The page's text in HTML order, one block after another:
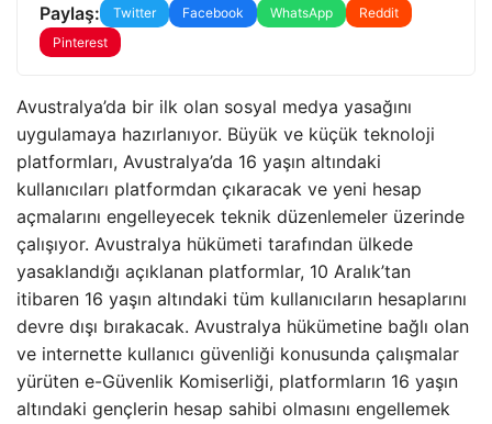
Paylaş: Twitter Facebook WhatsApp
Reddit
Pinterest
Avustralya’da bir ilk olan sosyal medya yasağını
uygulamaya hazırlanıyor. Büyük ve küçük teknoloji
platformları, Avustralya’da 16 yaşın altındaki
kullanıcıları platformdan çıkaracak ve yeni hesap
açmalarını engelleyecek teknik düzenlemeler üzerinde
çalışıyor. Avustralya hükümeti tarafından ülkede
yasaklandığı açıklanan platformlar, 10 Aralık’tan
itibaren 16 yaşın altındaki tüm kullanıcıların hesaplarını
devre dışı bırakacak. Avustralya hükümetine bağlı olan
ve internette kullanıcı güvenliği konusunda çalışmalar
yürüten e-Güvenlik Komiserliği, platformların 16 yaşın
altındaki gençlerin hesap sahibi olmasını engellemek